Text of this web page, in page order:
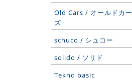
Old Cars / オールドカー
ズ
schuco / シュコー
solido / ソリド
Tekno basic